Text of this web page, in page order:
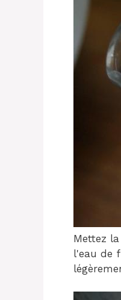
Mettez
l'eau de